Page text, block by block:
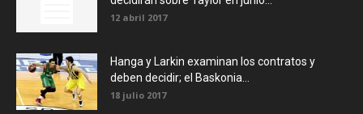
12 abril 2017
Hanga y Larkin examinan los contratos y
deben decidir; el Baskonia...
18 julio 2017